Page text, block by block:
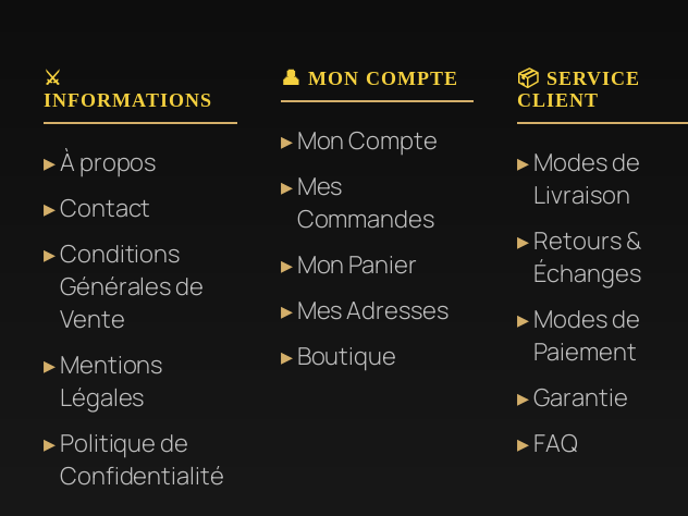
Les
peuvent
être
choisies
sur
la
du
produit
⚔️
INFORMATIONS
À propos
Contact
Conditions
Générales de
Vente
Mentions
Légales
Politique de
Confidentialité
👤 MON COMPTE
Mon Compte
Mes
Commandes
Mon Panier
Mes Adresses
Boutique
📦 SERVICE
CLIENT
Modes de
Livraison
Retours &
Échanges
Modes de
Paiement
Garantie
FAQ